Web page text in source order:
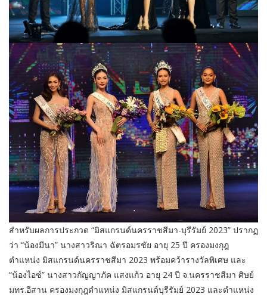
สำหรับผลการประกวด “มิสแกรนด์นครราชสีมา-บุรีรัมย์ 2023” ปรากฏ
ว่า “น้องมีนา” นางสาวริณา ฉัตรอมรชัย อายุ 25 ปี ครองมงกุฎ
ตำแหน่ง มิสแกรนด์นครราชสีมา 2023 พร้อมคว้ารางวัลพิเศษ และ
“น้องไอซ์” นางสาวกัญญาภัค แสงแก้ว อายุ 24 ปี จ.นครราชสีมา ศิษย์
มทร.อีสาน ครองมงกุฎตำแหน่ง มิสแกรนด์บุรีรัมย์ 2023 และตำแหน่ง